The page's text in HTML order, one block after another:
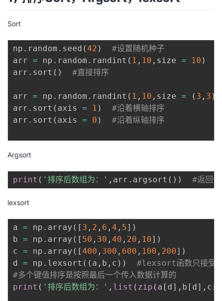
Sort
np . random . seed (42 )
#设置随机种子
arr = np . random . randint ( 1 , 10 , size = 10 )
arr . sort ( ) #直接排序
arr = np . random . randint ( 1 , 10 , size = ( 3 , 3 )
arr . sort ( axis = 1 )
#沿着横轴排序
arr . sort ( axis = 0 ) #沿着纵轴排序
Argsort
print ( '排序后数组为：' , arr . argsort ( ) ) #返回
lexsort
a = np . array ( [ 3 , 2 , 6 , 4 , 5] )
b = np . array ( [ 50 , 30 , 40 , 20 , 10] )
c = np . array ( [400 , 300 , 600 , 100 , 200] )
d = np . lexsort ( ( a , b , c ) )
#lexsort函数只接受
#多个键值排序是按照最后一个传入数据计算的
print ( '排序后数组为：' , list ( zip ( a [ d ] , b [ d ] , c [